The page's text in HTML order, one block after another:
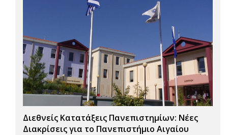
Διεθνείς Κατατάξεις Πανεπιστημίων: Νέες
Διακρίσεις για το Πανεπιστήμιο Αιγαίου